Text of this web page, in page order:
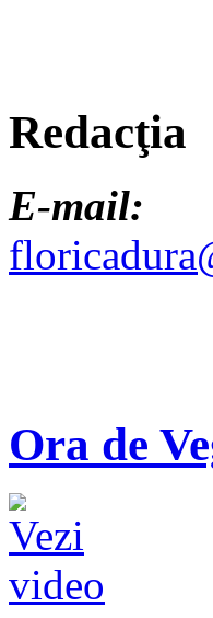
Redacţia
E-mail:
Ora de